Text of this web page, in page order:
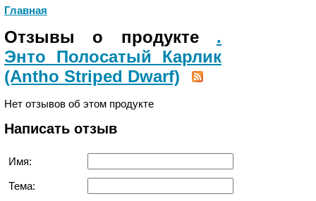
Главная
Отзывы о продукте .
Энто Полосатый Карлик
(Antho Striped Dwarf)
Нет отзывов об этом продукте
Написать отзыв
Имя:
Тема: